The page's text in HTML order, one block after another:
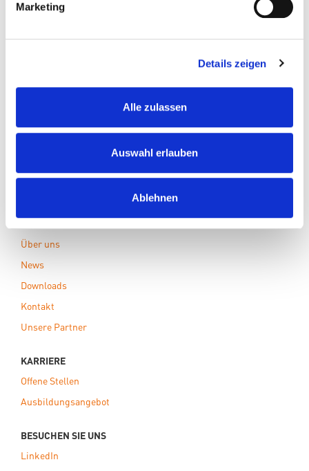
Marketing
Details zeigen
Alle zulassen
Auswahl erlauben
Ablehnen
PRODUKTE
Anlagenbau
Über uns
News
Downloads
Kontakt
Unsere Partner
KARRIERE
Offene Stellen
Ausbildungsangebot
BESUCHEN SIE UNS
LinkedIn